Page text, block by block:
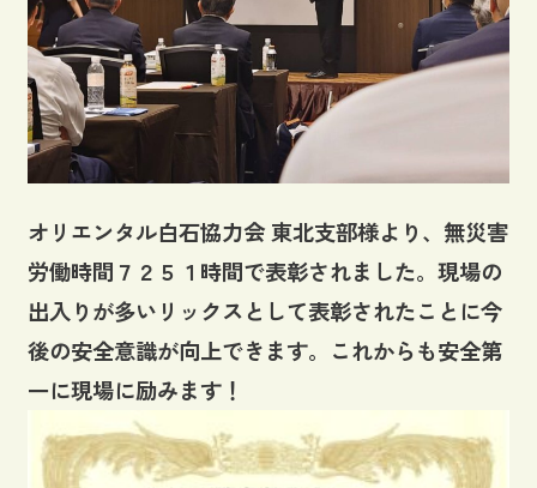
オリエンタル白石協力会 東北支部様より、無災害
労働時間７２５１時間で表彰されました。現場の
出入りが多いリックスとして表彰されたことに今
後の安全意識が向上できます。これからも安全第
一に現場に励みます！